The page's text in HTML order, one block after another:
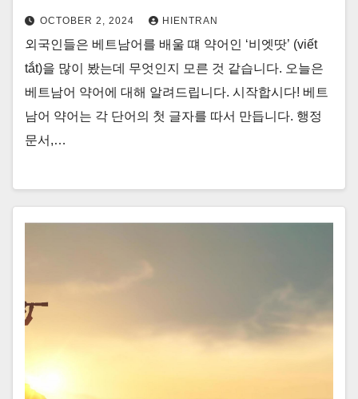
OCTOBER 2, 2024 HIENTRAN
외국인들은 베트남어를 배울 떄 약어인 ‘비엣땃’ (viết
tắt)을 많이 봤는데 무엇인지 모른 것 같습니다. 오늘은
베트남어 약어에 대해 알려드립니다. 시작합시다! 베트
남어 약어는 각 단어의 첫 글자를 따서 만듭니다. 행정
문서,…